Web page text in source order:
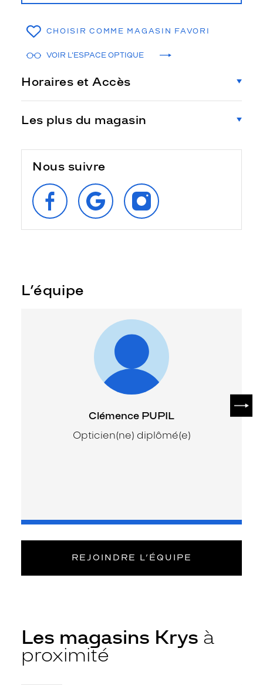
CHOISIR COMME MAGASIN FAVORI
VOIR L'ESPACE OPTIQUE
Horaires et Accès
Les plus du magasin
Nous suivre
SUIVEZ‑NOUS
SUR
FACEBOOK
RETROUVEZ‑NOUS
SUR
GOOGLE
SUIVEZ‑NOUS
SUR
INSTAGRAM
L’équipe
Clémence PUPIL
Opticien(ne) diplômé(e)
REJOINDRE L’ÉQUIPE
Les magasins Krys à
proximité